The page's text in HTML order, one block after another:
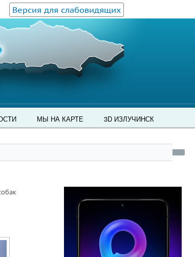
Версия для слабовидящих
МЫ НА КАРТЕ 3D ИЗЛУЧИНСК